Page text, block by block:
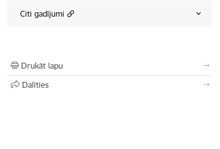
Citi gadījumi
Drukāt lapu
Dalīties